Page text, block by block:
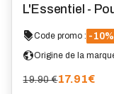
L'Essentiel -
Code promo : -10%
Origine de la
19.90 €17.91€